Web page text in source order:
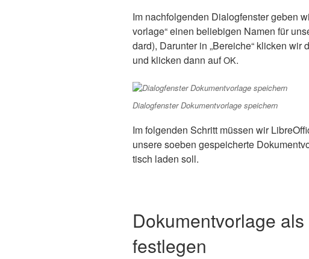
Im nach­fol­gen­den Dia­log­fens­ter geben
vor­la­ge“ einen belie­bi­gen Namen für
dard), Dar­un­ter in „Berei­che“ kli­cken wir
und kli­cken dann aufOK.
Dia­log­fens­ter Doku­ment­vor­la­ge speichern
Im fol­gen­den Schritt müs­sen wir
unse­re soeben gespei­cher­te
tisch laden soll.
Dokumentvorlage
festlegen